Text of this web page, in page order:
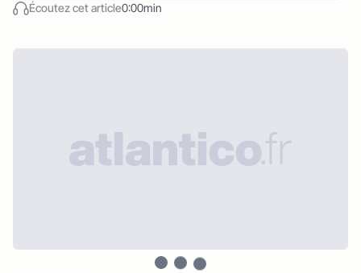
Écoutez cet article0:00min